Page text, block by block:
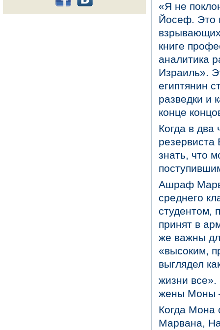
«Я не
Йосеф. Это
книге
аналитика
Израиль».
египтянин
разведки и
конце
Когда в два
знать, что
Ашраф
среднего
студентом,
принят в
же важны
«высоким,
выглядел
жизни все».
жены Моны
Когда Мона
Марвана,